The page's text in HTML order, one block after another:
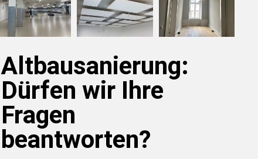
Altbausanierung:
Dürfen wir Ihre
Fragen
beantworten?